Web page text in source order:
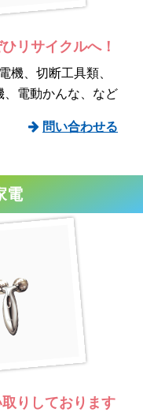
リサイクルへ！
機
切断工具類
電動かんな など
問い合わせる
電
りしております